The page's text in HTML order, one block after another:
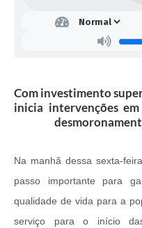
Com investimento
inicia intervenções
Na manhã dessa sexta-
passo importante para
qualidade de vida para a
serviço para o início